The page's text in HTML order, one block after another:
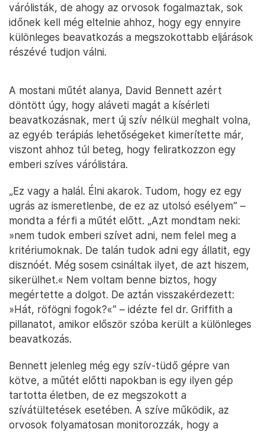
várólisták, de ahogy az orvosok fogalmaztak, sok
időnek kell még eltelnie ahhoz, hogy egy ennyire
különleges beavatkozás a megszokottabb eljárások
részévé tudjon válni.
A mostani műtét alanya, David Bennett azért
döntött úgy, hogy aláveti magát a kísérleti
beavatkozásnak, mert új szív nélkül meghalt volna,
az egyéb terápiás lehetőségeket kimerítette már,
viszont ahhoz túl beteg, hogy feliratkozzon egy
emberi szíves várólistára.
„Ez vagy a halál. Élni akarok. Tudom, hogy ez egy
ugrás az ismeretlenbe, de ez az utolsó esélyem” –
mondta a férfi a műtét előtt. „Azt mondtam neki:
»nem tudok emberi szívet adni, nem felel meg a
kritériumoknak. De talán tudok adni egy állatit, egy
disznóét. Még sosem csináltak ilyet, de azt hiszem,
sikerülhet.«️ Nem voltam benne biztos, hogy
megértette a dolgot. De aztán visszakérdezett:
»Hát, röfögni fogok?«️” – idézte fel dr. Griffith a
pillanatot, amikor először szóba került a különleges
beavatkozás.
Bennett jelenleg még egy szív-tüdő gépre van
kötve, a műtét előtti napokban is egy ilyen gép
tartotta életben, de ez megszokott a
szívátültetések esetében. A szíve működik, az
orvosok folyamatosan monitorozzák, hogy a